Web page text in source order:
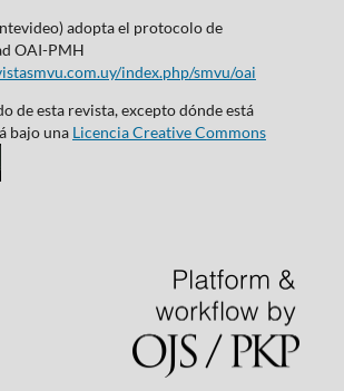
adopta el protocolo de
OAI-PMH
index.php/smvu/oai
de esta revista, excepto dónde está
bajo una Licencia Creative Commons